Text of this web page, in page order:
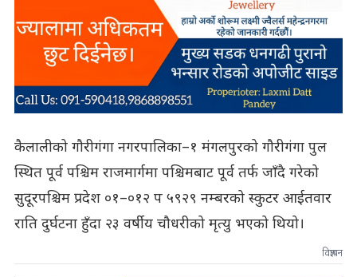
कैलालीको गौरीगंगा नगरपालिका–१ मंगलपुरको गौरीगंगा पुल
स्थित पूर्व पश्चिम राजमार्गमा पश्चिमबाट पूर्व तर्फ जाँदै गरेको
सुदूरपश्चिम प्रदेश ०१–०१२ प ५९२९ नम्बरको स्कुटर आईतवार
राति दुर्घटना हुँदा २३ वर्षीय चौधरीको मृत्यु भएको थियो।
विज्ञापन